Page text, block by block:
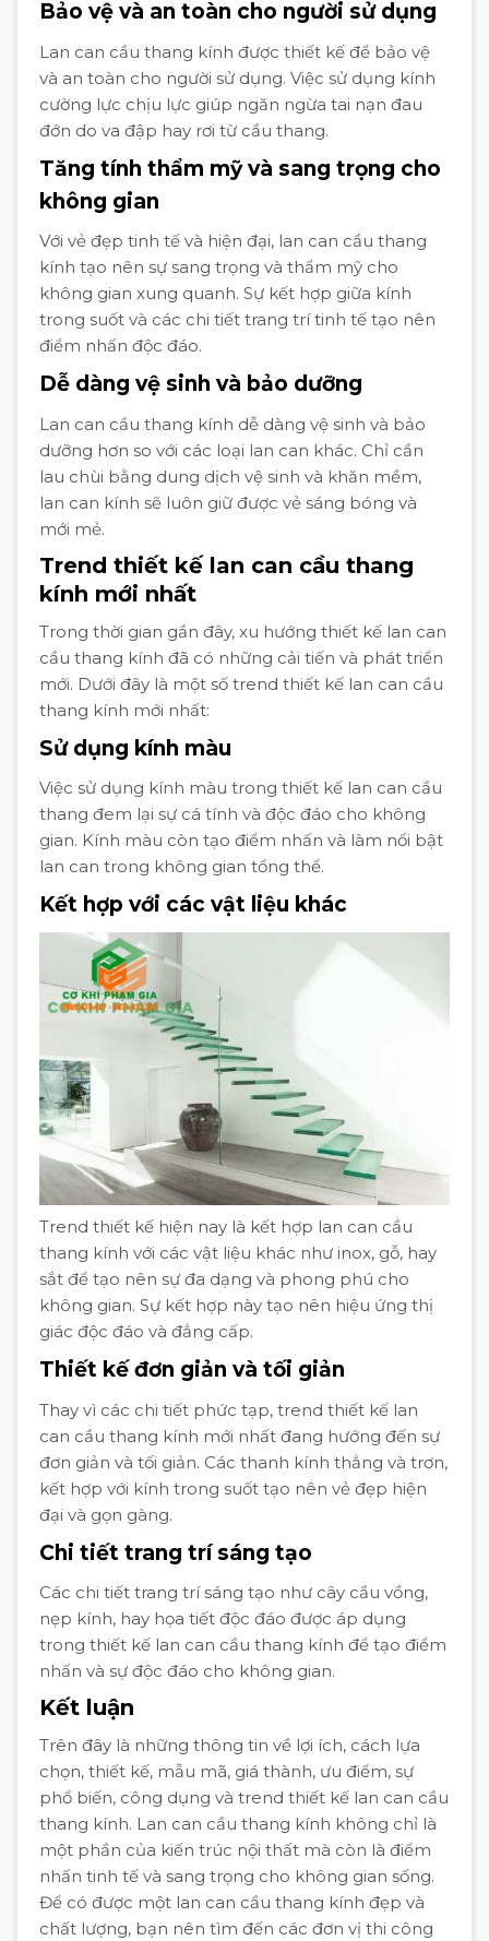
Bảo vệ và an toàn cho người sử dụng
Lan can cầu thang kính được thiết kế để bảo vệ
và an toàn cho người sử dụng. Việc sử dụng kính
cường lực chịu lực giúp ngăn ngừa tai nạn đau
đớn do va đập hay rơi từ cầu thang.
Tăng tính thẩm mỹ và sang trọng cho
không gian
Với vẻ đẹp tinh tế và hiện đại, lan can cầu thang
kính tạo nên sự sang trọng và thẩm mỹ cho
không gian xung quanh. Sự kết hợp giữa kính
trong suốt và các chi tiết trang trí tinh tế tạo nên
điểm nhấn độc đáo.
Dễ dàng vệ sinh và bảo dưỡng
Lan can cầu thang kính dễ dàng vệ sinh và bảo
dưỡng hơn so với các loại lan can khác. Chỉ cần
lau chùi bằng dung dịch vệ sinh và khăn mềm,
lan can kính sẽ luôn giữ được vẻ sáng bóng và
mới mẻ.
Trend thiết kế lan can cầu thang
kính mới nhất
Trong thời gian gần đây, xu hướng thiết kế lan can
cầu thang kính đã có những cải tiến và phát triển
mới. Dưới đây là một số trend thiết kế lan can cầu
thang kính mới nhất:
Sử dụng kính màu
Việc sử dụng kính màu trong thiết kế lan can cầu
thang đem lại sự cá tính và độc đáo cho không
gian. Kính màu còn tạo điểm nhấn và làm nổi bật
lan can trong không gian tổng thể.
Kết hợp với các vật liệu khác
Trend thiết kế hiện nay là kết hợp lan can cầu
thang kính với các vật liệu khác như inox, gỗ, hay
sắt để tạo nên sự đa dạng và phong phú cho
không gian. Sự kết hợp này tạo nên hiệu ứng thị
giác độc đáo và đẳng cấp.
Thiết kế đơn giản và tối giản
Thay vì các chi tiết phức tạp, trend thiết kế lan
can cầu thang kính mới nhất đang hướng đến sự
đơn giản và tối giản. Các thanh kính thẳng và trơn,
kết hợp với kính trong suốt tạo nên vẻ đẹp hiện
đại và gọn gàng.
Chi tiết trang trí sáng tạo
Các chi tiết trang trí sáng tạo như cây cầu vồng,
nẹp kính, hay họa tiết độc đáo được áp dụng
trong thiết kế lan can cầu thang kính để tạo điểm
nhấn và sự độc đáo cho không gian.
Kết luận
Trên đây là những thông tin về lợi ích, cách lựa
chọn, thiết kế, mẫu mã, giá thành, ưu điểm, sự
phổ biến, công dụng và trend thiết kế lan can cầu
thang kính. Lan can cầu thang kính không chỉ là
một phần của kiến trúc nội thất mà còn là điểm
nhấn tinh tế và sang trọng cho không gian sống.
Để có được một lan can cầu thang kính đẹp và
chất lượng, bạn nên tìm đến các đơn vị thi công